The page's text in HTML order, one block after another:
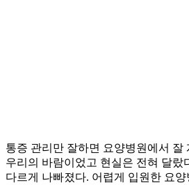
통증 관리만 잘하면 요양병원에서 잘
우리의 바람이었고 현실은 전혀 달랐
다르게 나빠졌다. 어렵게 입원한 요